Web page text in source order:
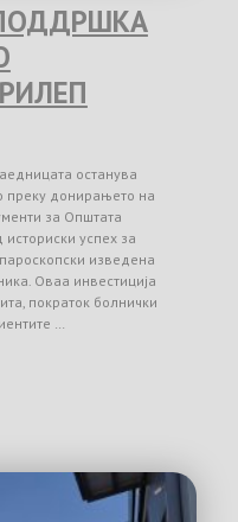
останува
преку донирањето на
за Општата
успех за
изведена
Оваа инвестиција
пократок болнички
…